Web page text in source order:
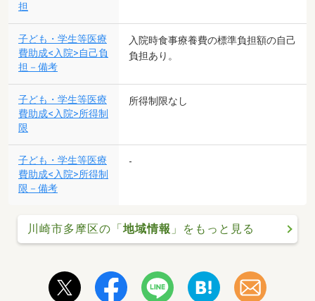
担
子ども・学生等医療
費助成<入院>自己負
担－備考
入院時食事療養費の標準負担額の自己
負担あり。
子ども・学生等医療
費助成<入院>所得制
限
所得制限なし
子ども・学生等医療
費助成<入院>所得制
限－備考
-
川崎市多摩区の「地域情報 」をもっと見る